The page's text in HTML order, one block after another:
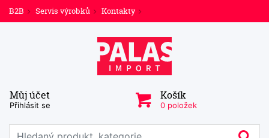
B2B Servis výrobků Kontakty
Můj účet
Přihlásit se
Košík
0 položek
Prohledat web